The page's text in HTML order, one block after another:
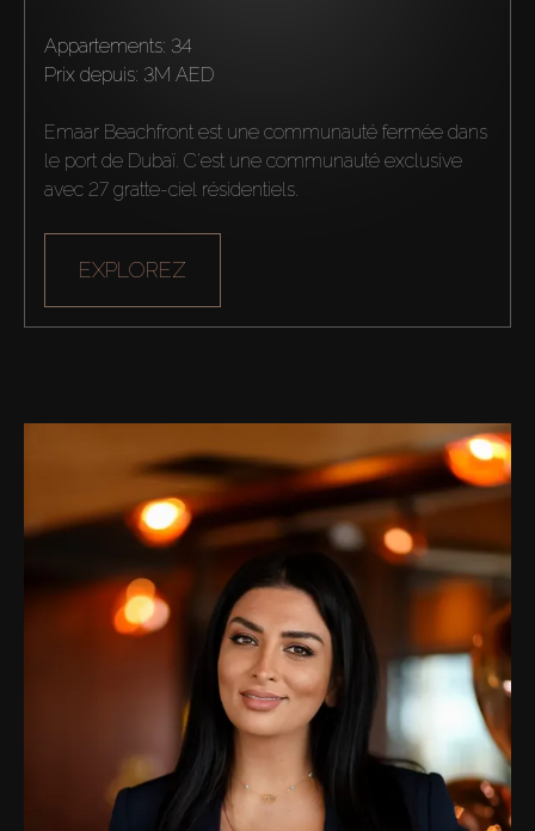
Appartements: 34
prix depuis: 3M AED
Emaar Beachfront est une communauté fermée dans
le port de Dubaï. C'est une communauté exclusive
avec 27 gratte-ciel résidentiels.
EXPLOREZ